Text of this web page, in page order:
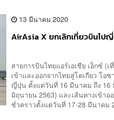
13 มีนาคม 2020
AirAsia X ยกเลิกเที่ยวบินไป
สายการบินไทยแอร์เอเชีย เอ็กซ์ (
เข้าและออกจากไทยสู่โตเกียว โอ
ญี่ปุ่น ตั้งแต่วันที่ 16 มีนาคม ถึง 16
มิถุนายน 2563) และเส้นทางเข้าอ
ชั่วคราวตั้งแต่วันที่ 17-28 มีนาคม